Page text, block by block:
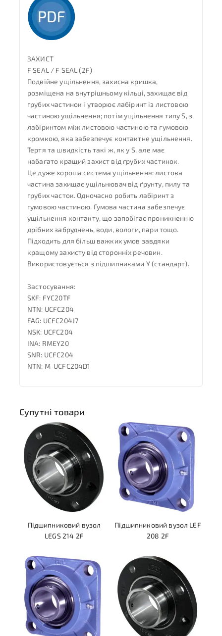
ЗАХИСТ
F SEAL / F SEAL (2F)
Подвійне ущільнення, захисна кришка,
розміщена на внутрішньому кільці, захищає від
грубих частинок і утворює лабіринт із листовою
частиною ущільнення; потім ущільнення типу S, з
лабіринтом між листовою частиною та гумовою
кромкою, яка забезпечує контактне ущільнення.
Тертя та швидкість такі ж, як у S, але має
набагато кращий захист від грубих частинок.
Це дуже хороша система ущільнення: листова
частина захищає ущільнювач від ґрунту, пилу та
грубих часток. Одночасно робить лабіринт з
гумовою частиною. Гумова частина забезпечує
ущільнення контакту, що запобігає проникненню
дрібних забруднень, води, вологи, пари тощо.
Підходить для більш важких умов завдяки
кращому захисту від сторонніх речовин.
Використовується з підшипниками Y (стандарт).
Застосування:
SKF: FYC20TF
NTN: UCFC204
FAG: UCFC204J7
NSK: UCFC204
INA: RMEY20
SNR: UCFC204
NTN: M-UCFC204D1
Супутні товари
Підшипниковий вузол
LEGS 214 2F
Підшипниковий вузол LEF
208 2F